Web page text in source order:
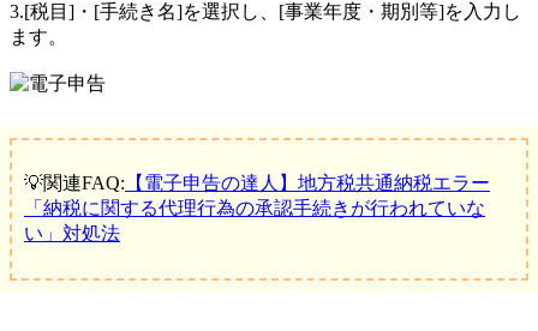
3.[税目]・[手続き名]を選択し、[事業年度・期別等]を入力し
ます。
💡関連FAQ: 【電子申告の達人】地方税共通納税エラー
「納税に関する代理行為の承認手続きが行われていな
い」対処法